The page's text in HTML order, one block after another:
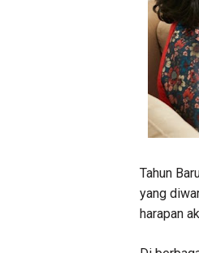
Tahun
yang
harapan